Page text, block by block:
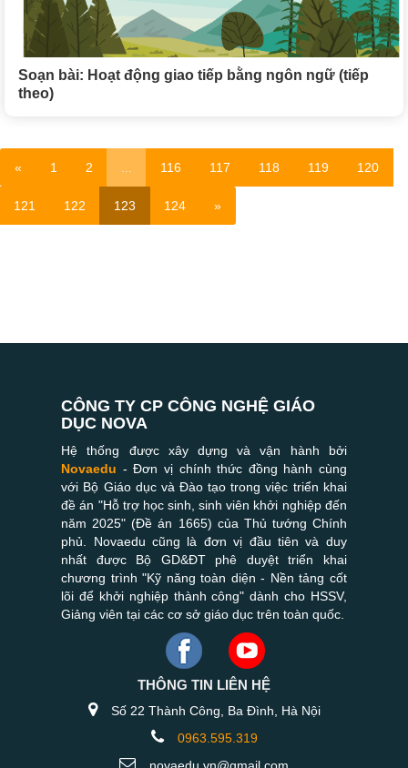
Soạn bài: Hoạt động giao tiếp bằng ngôn ngữ (tiếp
theo)
« 1 2 116 117 118 119 120
121 122 123 124 »
CÔNG TY CP CÔNG NGHỆ GIÁO
DỤC NOVA
Hệ thống được xây dựng và vận hành bởi
Novaedu - Đơn vị chính thức đồng hành cùng
với Bộ Giáo dục và Đào tạo trong việc triển khai
đề án "Hỗ trợ học sinh, sinh viên khởi nghiệp đến
năm 2025" (Đề án 1665) của Thủ tướng Chính
phủ. Novaedu cũng là đơn vị đầu tiên và duy
nhất được Bộ GD&ĐT phê duyệt triển khai
chương trình "Kỹ năng toàn diện - Nền tảng cốt
lõi để khởi nghiệp thành công" dành cho HSSV,
Giảng viên tại các cơ sở giáo dục trên toàn quốc.
THÔNG TIN LIÊN HỆ
Số 22 Thành Công, Ba Đình, Hà Nội
0963.595.319